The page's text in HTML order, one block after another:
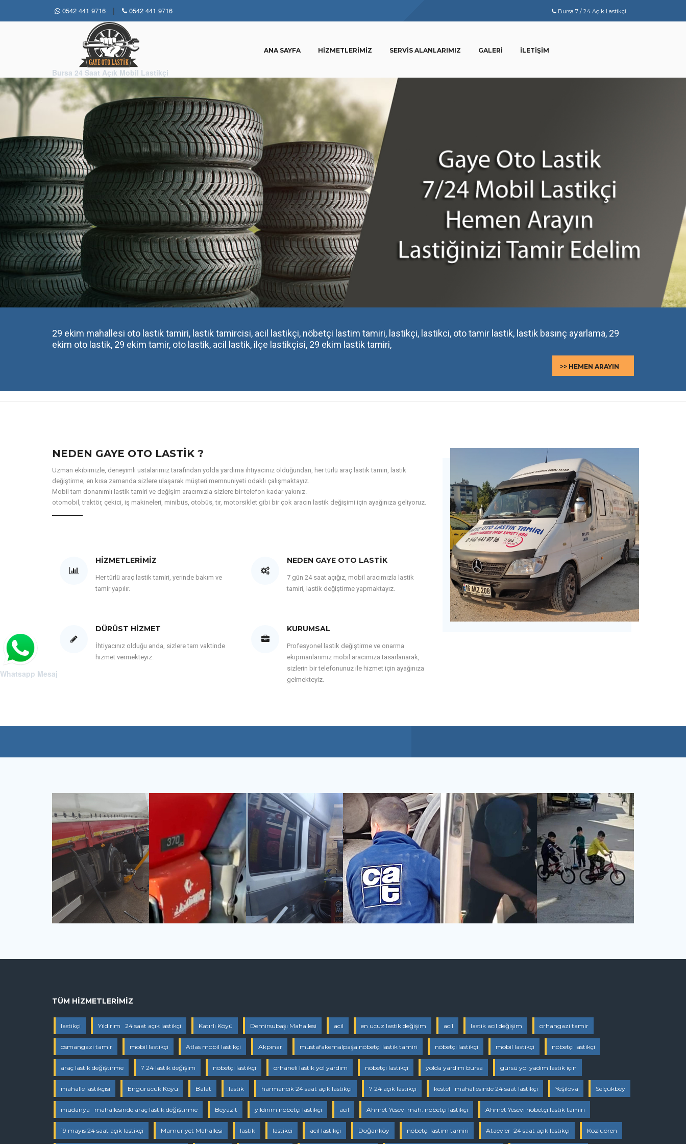
0542 441 9716 | 0542 441 9716 Bursa 7 / 24 Açık Lastikçi
Bursa 24 Saat Açık Mobil Lastikçi
ANA SAYFA HIZMETLERIMIZ SERVIS ALANLARIMIZ GALERI İLETIŞIM
Whatsapp Mesaj
29 ekim mahallesi oto lastik tamiri, lastik tamircisi, acil lastikçi, nöbetçi lastim tamiri, lastikçi, lastikci, oto tamir lastik, lastik basınç ayarlama, 29
ekim oto lastik, 29 ekim tamir, oto lastik, acil lastik, ilçe lastikçisi, 29 ekim lastik tamiri,
>> HEMEN ARAYIN
NEDEN GAYE OTO LASTIK ?
Uzman ekibimizle, deneyimli ustalarımız tarafından yolda yardıma ihtiyacınız olduğundan, her türlü araç lastik tamiri, lastik
değiştirme, en kısa zamanda sizlere ulaşarak müşteri memnuniyeti odaklı çalışmaktayız.
Mobil tam donanımlı lastik tamiri ve değişim aracımızla sizlere bir telefon kadar yakınız.
otomobil, traktör, çekici, iş makineleri, minibüs, otobüs, tır, motorsiklet gibi bir çok aracın lastik değişimi için ayağınıza geliyoruz.
HIZMETLERIMIZ
Her türlü araç lastik tamiri, yerinde bakım ve
tamir yapılır.
NEDEN GAYE OTO LASTIK
7 gün 24 saat açığız, mobil aracımızla lastik
tamiri, lastik değiştirme yapmaktayız.
DÜRÜST HIZMET
İhtiyacınız olduğu anda, sizlere tam vaktinde
hizmet vermekteyiz.
KURUMSAL
Profesyonel lastik değiştirme ve onarma
ekipmanlarımız mobil aracımıza tasarlanarak,
sizlerin bir telefonunuz ile hizmet için ayağınıza
gelmekteyiz.
TÜM HIZMETLERIMIZ
lastikçi Yıldırım 24 saat açık lastikçi Katırlı Köyü Demirsubaşı Mahallesi acil en ucuz lastik değişim acil lastik acil değişim orhangazi tamir
osmangazi tamir mobil lastikçi Atlas mobil lastikçi Akpınar mustafakemalpaşa nöbetçi lastik tamiri nöbetçi lastikçi mobil lastikçi nöbetçi lastikçi
araç lastik değiştirme 7 24 lastik değişim nöbetçi lastikçi orhaneli lastik yol yardım nöbetçi lastikçi yolda yardım bursa gürsü yol yadım lastik için
mahalle lastikçisi Engürücük Köyü Balat lastik harmancık 24 saat açık lastikçi 7 24 açık lastikçi kestel mahallesinde 24 saat lastikçi Yeşilova Selçukbey
mudanya mahallesinde araç lastik değiştirme Beyazıt yıldırım nöbetçi lastikçi acil Ahmet Yesevi mah. nöbetçi lastikçi Ahmet Yesevi nöbetçi lastik tamiri
19 mayıs 24 saat açık lastikçi Mamuriyet Mahallesi lastik lastikci acil lastikçi Doğanköy nöbetçi lastim tamiri Ataevler 24 saat açık lastikçi Kozluören